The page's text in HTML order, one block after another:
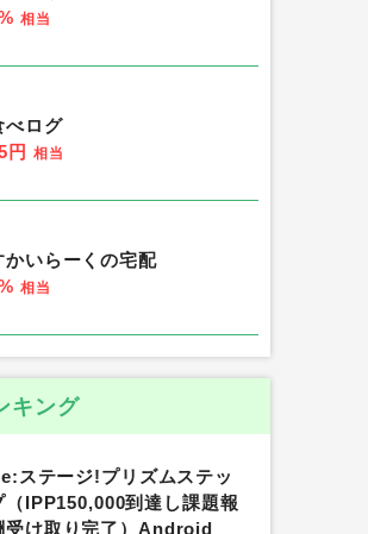
相当
べログ
円 相当
かいらーくの宅配
相当
キング
ステージ!プリズムステッ
（IPP150,000到達し課題報
受け取り完了）Android